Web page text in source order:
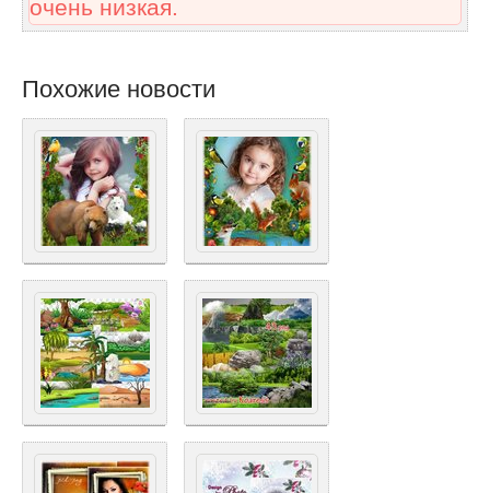
очень низкая.
Похожие новости